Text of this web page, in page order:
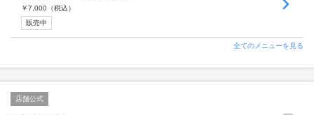
￥7,000 （税込）
販売中
全てのメニューを見る
店舗公式